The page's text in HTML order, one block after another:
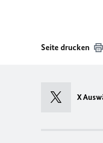
Seite drucken
X